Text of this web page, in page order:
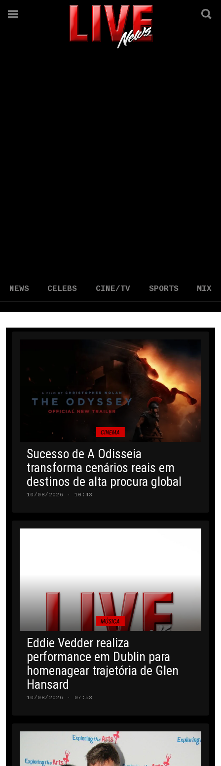
NEWS CELEBS CINE/TV SPORTS MIX
CINEMA
Sucesso de A Odisseia
transforma cenários reais em
destinos de alta procura global
10/08/2026 · 10:43
MÚSICA
Eddie Vedder realiza
performance em Dublin para
homenagear trajetória de Glen
Hansard
10/08/2026 · 07:53